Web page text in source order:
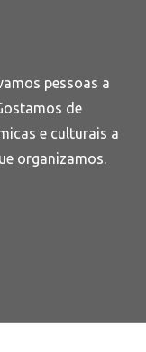
pessoas a
de
e culturais a
organizamos.